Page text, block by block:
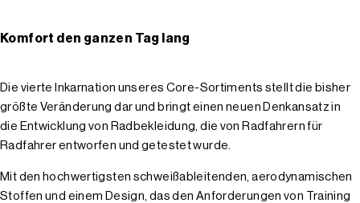
Komfort den ganzen Tag lang
Die vierte Inkarnation unseres Core-Sortiments stellt die bisher
größte Veränderung dar und bringt einen neuen Denkansatz in
die Entwicklung von Radbekleidung, die von Radfahrern für
Radfahrer entworfen und getestet wurde.
Mit den hochwertigsten schweißableitenden, aerodynamischen
Stoffen und einem Design, das den Anforderungen von Training